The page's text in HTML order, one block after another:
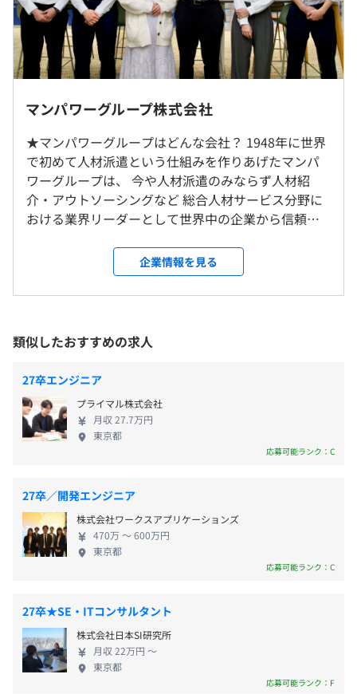
・社内、社外研修
・社内勉強会の開催 など
従事する業務を遂行できるスペックのマシンをご用意しま
・毎日朝会や夕会で進捗確認をおこない、気軽に相談でき
るようにしています。
くいるので、質問しやすい環境です。
【開発環境】
など
「キャリアグレード制度」という独自のキャリア支援制度
があり、サービスラインごとの体系的なキャリアパスに応
なスキルや経験が可視化されるため、具体的に設定した自
身の目標、取り組みの結果が、評価・給与UPにつながる
ことを実感できます。
従業員数：4,423名（子会社含む）
※2026年4月現在
◇◆ご希望の勤務地に配属となります◆◇
・札幌オフィス：北海道札幌市中央区北三条西 4-1-1 日本
生命札幌ビル 15F
クワン 16F
ビル 4F
・名古屋オフィス：愛知県名古屋市中区栄2-3-1 名古屋広
小路ビルヂング 5F
・大阪オフィス：大阪府大阪市中央区伏見町 4-2-14
WAKITA藤村御堂筋ビル 9F
・広島オフィス：広島県広島市中区袋町 3-17 シシンヨー
・福岡オフィス：福岡県福岡市博多区下川端町 2-1 博多
座・西銀ビル 9F
就業場所の変更範囲
下記いずれかのご希望の勤務地にて就業
・札幌オフィス
・仙台オフィス
・東京オフィス
・広島オフィス
・福岡オフィス
＜変更範囲＞
上記勤務地 OR 同社にてお取引のある企業の本社、支社、
受動喫煙防止措置に関する事項
・従業員に対する受動喫煙対策：あり
対策内容：屋内原則禁煙（喫煙室あり）
（※ 想定年収 は年収提示額を保証するものではありません）
9：00〜18：00
※フレックスタイム制（コアタイムなし）
※従事プロジェクトにより就業時間などが異なる場合があ
ります。
休憩時間：12：00〜13：00（60分）
・完全週休2日制（土曜、日曜、祝日）
・祝日休み
・年末年始休暇（12／29～1／3）
・年次有給休暇（初年度10日間）
・産前／産後休暇
・育児休業、子の看護休暇
・介護休業
・生理休暇
・裁判員休暇
・交通費支給（当社規定による）
年1回（4月）
研修の有無及び内容
一般研修、IT基礎研修、エンジニア研修、職場内研修
（OJT）
OA／ビジネススキル向上を目的とした350以上のメニュ
ーからなるe-learning
メンター制度の有無
あり
キャリアコンサルティング制度の有無及びその内容
1on1面談を中心としたキャリアデベロップメントプログ
5.5時間
10.4日
前事業年度の育児休業取得者数／出産者数
男性10人/17人
女性5人/8人
マンパワーグループ株式会社
★マンパワーグループはどんな会社？ 1948年に世界
で初めて人材派遣という仕組みを作りあげたマンパ
ワーグループは、 今や人材派遣のみならず人材紹
介・アウトソーシングなど 総合人材サービス分野に
おける業界リーダーとして世界中の企業から信頼を
誕生したマンパワーは世界70ヶ国にオフィスを持
ち、 ワールドワイドに展開している人材派遣のグロ
ーバルカンパニー、MANPOWER INC. の100％出資の
国各地にネットワークを広げ 現在は全国に159営業
拠点（2026年4月現在）でビジネスを展開していま
す。 2026年には設立60年を迎えました！！ ★エクス
ペリス（Experis）について エクスペリスは、マンパ
ワーグループの ”IT領域を専門としたブランド”で
す。 総合人材サービス（人材派遣や人材紹介）では
なく、 人が作り出した「モノ・サービス・技術力・
います。 エンジニアの成長をアシストする充実した
学習コンテンツ（paiza learning、Udemy、350講座
以上のeラーニングなど）や、 社内・社外研修などに
よって質の高いエンジニアを育成しています!(^^)! 長
年にわたる 幅広い業界知識（Expert）と 豊富な経験
支える重要なポジションに最もふさわしい専門性の
高いITサービスを提供しています！
企業情報を見る
類似したおすすめの求人
27卒エンジニア
プライマル株式会社
月収 27.7万円
東京都
応募可能ランク：C
27卒／開発エンジニア
株式会社ワークスアプリケーションズ
470万 〜 600万円
東京都
応募可能ランク：C
27卒★SE・ITコンサルタント
株式会社日本SI研究所
月収 22万円 〜
東京都
応募可能ランク：F